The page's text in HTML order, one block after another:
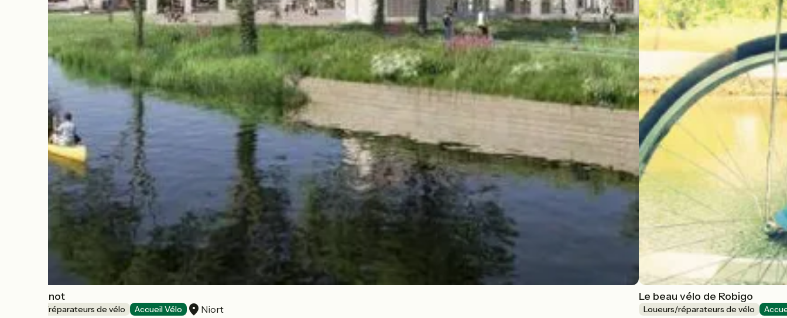
Port Boinot
Loueurs/réparateurs de vélo Accueil Vélo Niort
Le beau vélo de Robigo
Loueurs/réparateurs de vélo